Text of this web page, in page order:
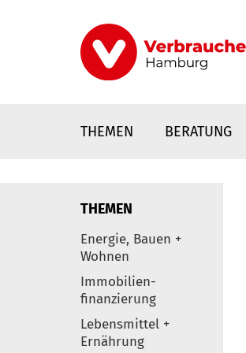
THEMEN BERATUNG
Elemente
THEMEN
Energie, Bauen +
Wohnen
Immobilien-
finanzierung
Lebensmittel +
Ernährung